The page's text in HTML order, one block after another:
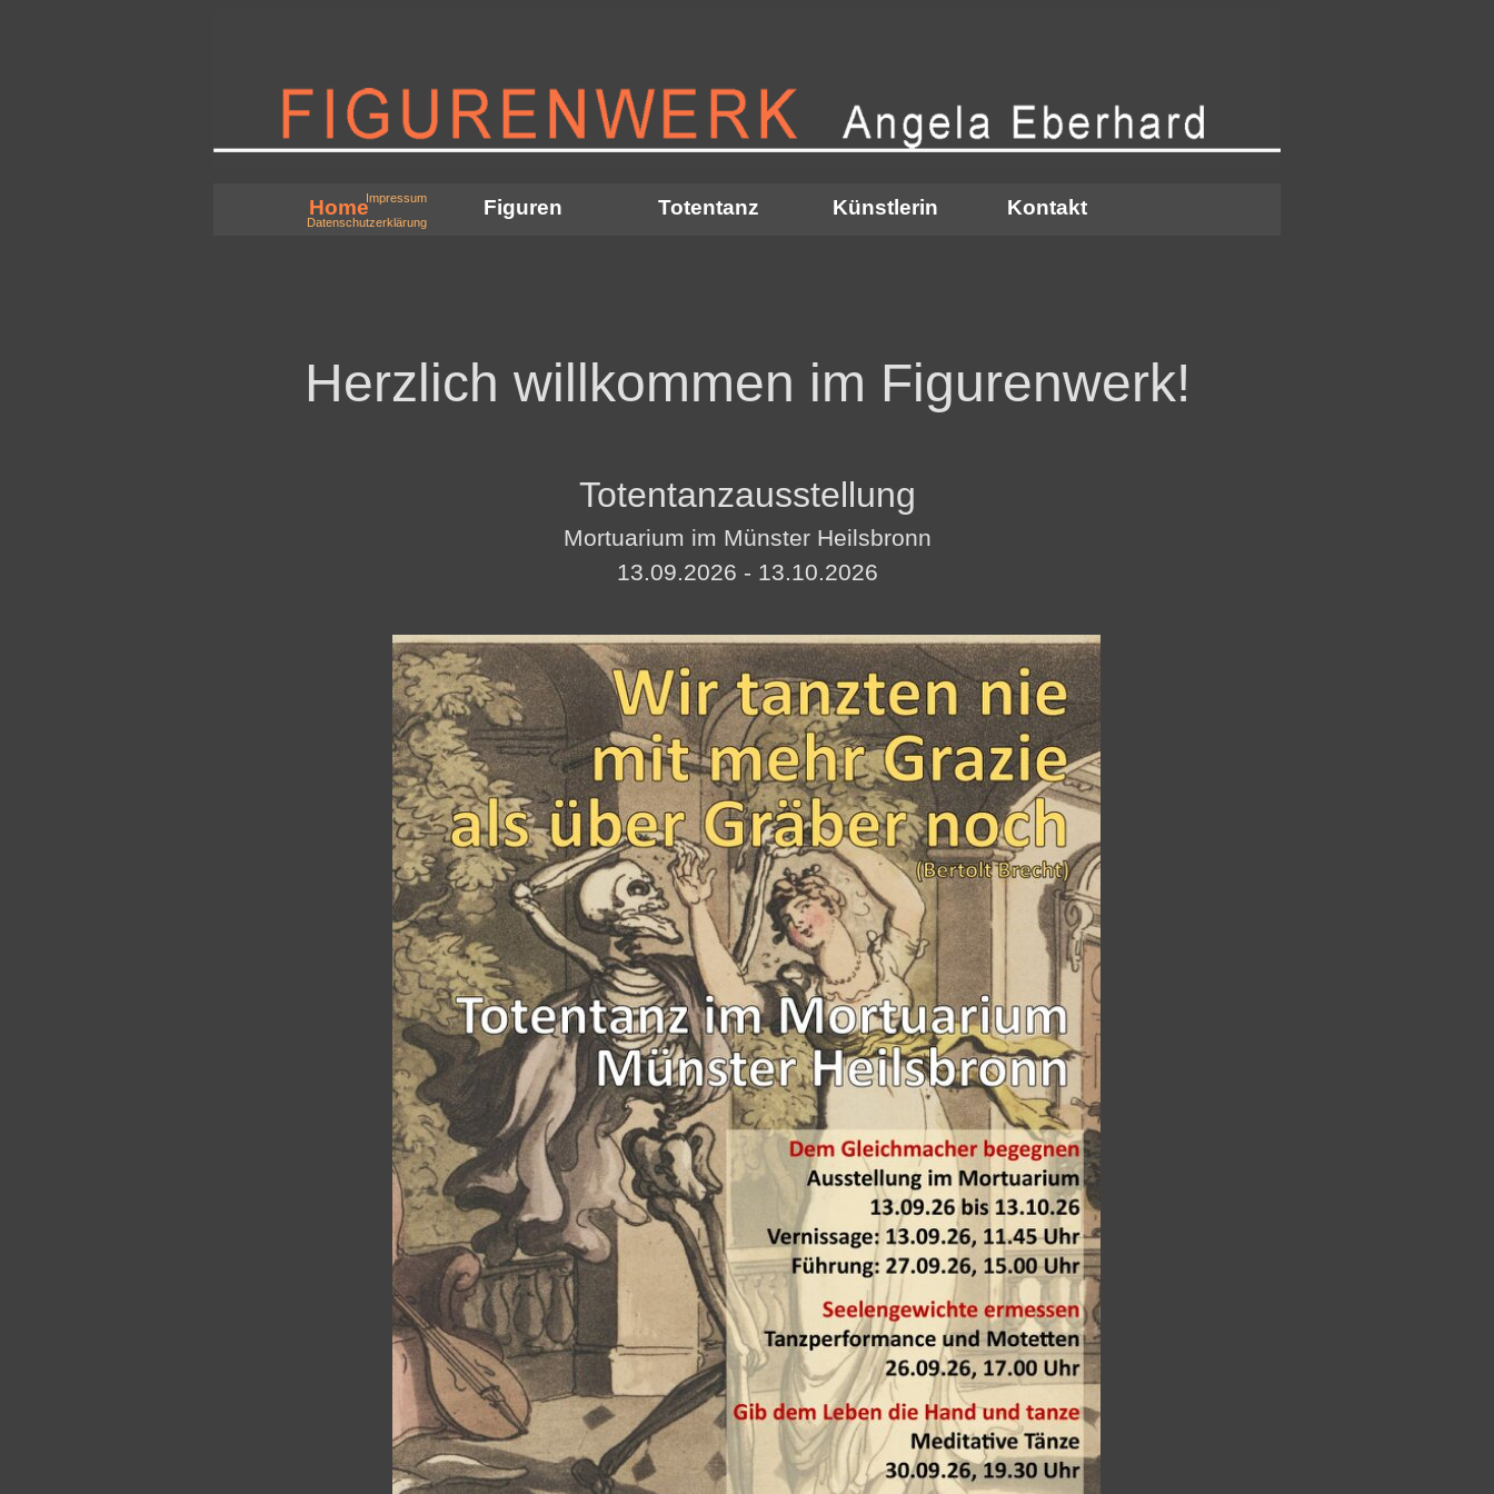
Impressum
Datenschutzerklärung
Menü überspringen
Home Figuren ▼
Totentanz Künstlerin ▼
Kontakt
Herzlich willkommen im Figurenwerk!
Totentanzausstellung
Mortuarium im Münster Heilsbronn
13.09.2026 - 13.10.2026